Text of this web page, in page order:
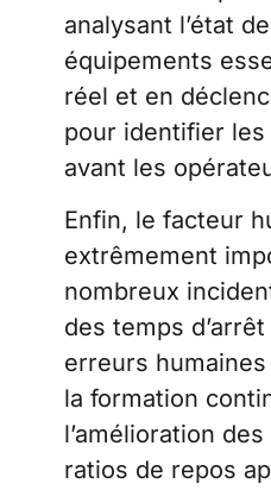
analysant l’état
équipements
réel et en
pour identifier
avant les
Enfin, le facteur
extrêmement
nombreux
des temps
erreurs humaines
la formation
l’amélioration
ratios de repos